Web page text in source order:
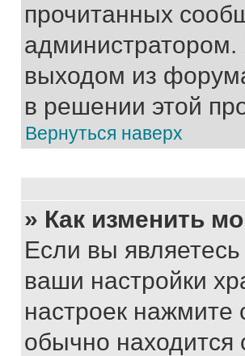
прочитанных
выходом из
в решении этой
Вернуться наверх
» Как изменить
Если вы
ваши настройки
настроек нажмите
обычно